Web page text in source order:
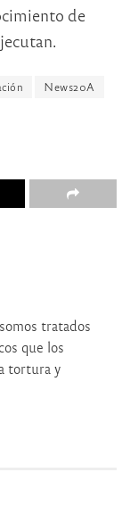
de
News20A
tratados
que los
tortura y